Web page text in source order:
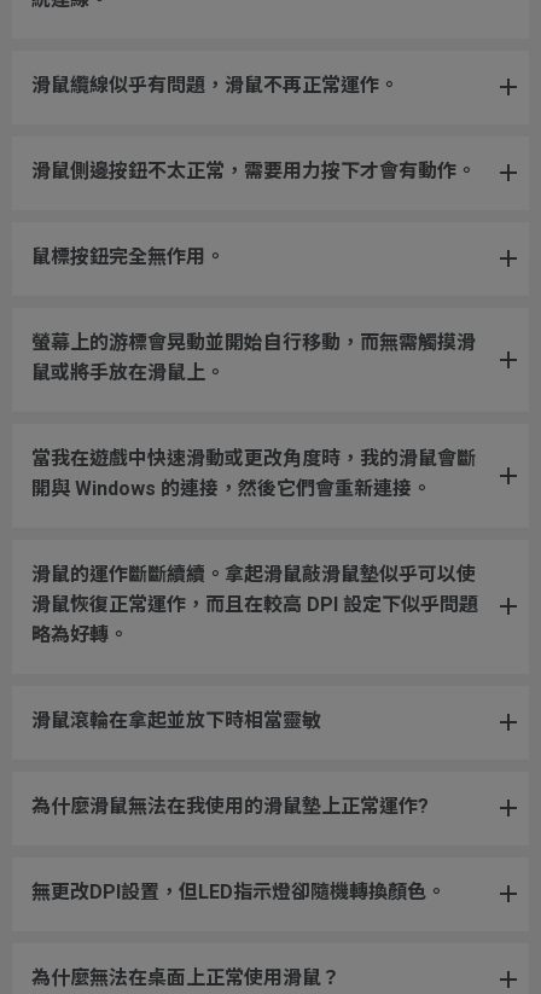
滑鼠纜線似乎有問題，滑鼠不再正常運作。
滑鼠側邊按鈕不太正常，需要用力按下才會有動作。
鼠標按鈕完全無作用。
螢幕上的游標會晃動並開始自行移動，而無需觸摸滑
鼠或將手放在滑鼠上。
當我在遊戲中快速滑動或更改角度時，我的滑鼠會斷
開與 Windows 的連接，然後它們會重新連接。
滑鼠的運作斷斷續續。拿起滑鼠敲滑鼠墊似乎可以使
滑鼠恢復正常運作，而且在較高 DPI 設定下似乎問題
略為好轉。
滑鼠滾輪在拿起並放下時相當靈敏
為什麼滑鼠無法在我使用的滑鼠墊上正常運作?
無更改DPI設置，但LED指示燈卻隨機轉換顏色。
為什麼無法在桌面上正常使用滑鼠？